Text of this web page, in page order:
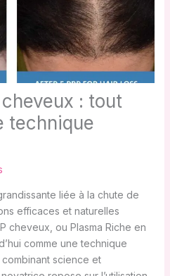
: tout
technique
liée à la chute de
efficaces et naturelles
cheveux, ou Plasma Riche en
comme une technique
science et